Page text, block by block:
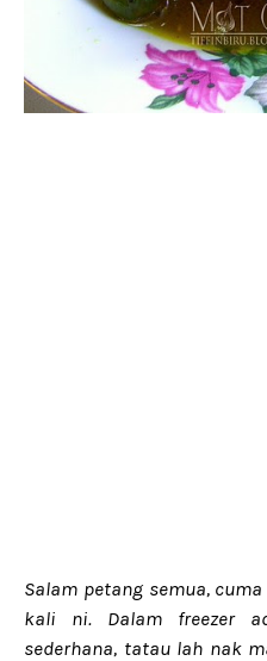
Salam petang semua,
kali ni. Dalam freezer
sederhana, tatau lah nak